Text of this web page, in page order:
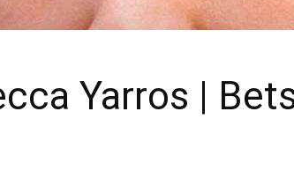
Yarros |